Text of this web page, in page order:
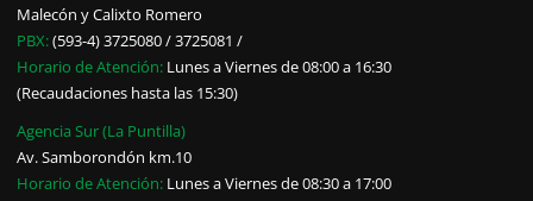
Malecón y Calixto Romero
PBX:(593-4) 3725080 / 3725081 /
Horario de Atención: Lunes a Viernes de 08:00 a 16:30
(Recaudaciones hasta las 15:30)
Agencia Sur (La Puntilla)
Av. Samborondón km.10
Horario de Atención: Lunes a Viernes de 08:30 a 17:00